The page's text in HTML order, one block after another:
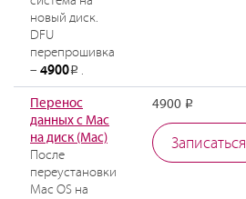
новый диск.
DFU
перепрошивка
– 4900Р .
Перенос
данных с Mac
на диск (Mac)
После
переустановки
Mac OS на
4900 Р
Записаться